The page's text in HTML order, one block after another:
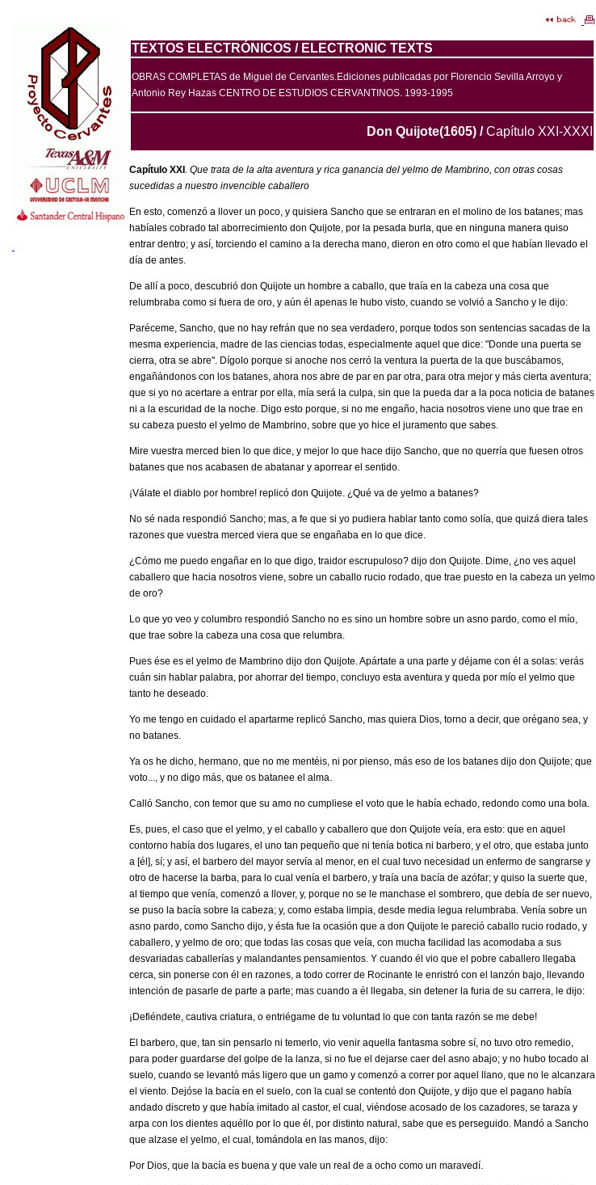
TEXTOS ELECTRÓNICOS / ELECTRONIC TEXTS
OBRAS COMPLETAS de Miguel de Cervantes.Ediciones publicadas por Florencio Sevilla Arroyo y
Antonio Rey Hazas CENTRO DE ESTUDIOS CERVANTINOS. 1993-1995
Don Quijote(1605) /Capítulo XXI-XXXI
Capítulo XXI . Que trata de la alta aventura y rica ganancia del yelmo de Mambrino, con otras cosas
sucedidas a nuestro invencible caballero
En esto, comenzó a llover un poco, y quisiera Sancho que se entraran en el molino de los batanes; mas
habíales cobrado tal aborrecimiento don Quijote, por la pesada burla, que en ninguna manera quiso
entrar dentro; y así, torciendo el camino a la derecha mano, dieron en otro como el que habían llevado el
día de antes.
De allí a poco, descubrió don Quijote un hombre a caballo, que traía en la cabeza una cosa que
relumbraba como si fuera de oro, y aún él apenas le hubo visto, cuando se volvió a Sancho y le dijo:
­Paréceme, Sancho, que no hay refrán que no sea verdadero, porque todos son sentencias sacadas de la
mesma experiencia, madre de las ciencias todas, especialmente aquel que dice: "Donde una puerta se
cierra, otra se abre". Dígolo porque si anoche nos cerró la ventura la puerta de la que buscábamos,
engañándonos con los batanes, ahora nos abre de par en par otra, para otra mejor y más cierta aventura;
que si yo no acertare a entrar por ella, mía será la culpa, sin que la pueda dar a la poca noticia de batanes
ni a la escuridad de la noche. Digo esto porque, si no me engaño, hacia nosotros viene uno que trae en
su cabeza puesto el yelmo de Mambrino, sobre que yo hice el juramento que sabes.
­Mire vuestra merced bien lo que dice, y mejor lo que hace ­dijo Sancho­, que no querría que fuesen otros
batanes que nos acabasen de abatanar y aporrear el sentido.
­¡Válate el diablo por hombre! ­replicó don Quijote­. ¿Qué va de yelmo a batanes?
­No sé nada ­respondió Sancho­; mas, a fe que si yo pudiera hablar tanto como solía, que quizá diera tales
razones que vuestra merced viera que se engañaba en lo que dice.
­¿Cómo me puedo engañar en lo que digo, traidor escrupuloso? ­dijo don Quijote­. Dime, ¿no ves aquel
caballero que hacia nosotros viene, sobre un caballo rucio rodado, que trae puesto en la cabeza un yelmo
de oro?
­Lo que yo veo y columbro ­respondió Sancho­ no es sino un hombre sobre un asno pardo, como el mío,
que trae sobre la cabeza una cosa que relumbra.
­Pues ése es el yelmo de Mambrino ­dijo don Quijote­. Apártate a una parte y déjame con él a solas: verás
cuán sin hablar palabra, por ahorrar del tiempo, concluyo esta aventura y queda por mío el yelmo que
tanto he deseado.
­Yo me tengo en cuidado el apartarme ­replicó Sancho­, mas quiera Dios, torno a decir, que orégano sea, y
no batanes.
­Ya os he dicho, hermano, que no me mentéis, ni por pienso, más eso de los batanes ­dijo don Quijote­; que
voto..., y no digo más, que os batanee el alma.
Calló Sancho, con temor que su amo no cumpliese el voto que le había echado, redondo como una bola.
Es, pues, el caso que el yelmo, y el caballo y caballero que don Quijote veía, era esto: que en aquel
contorno había dos lugares, el uno tan pequeño que ni tenía botica ni barbero, y el otro, que estaba junto
a [él], sí; y así, el barbero del mayor servía al menor, en el cual tuvo necesidad un enfermo de sangrarse y
otro de hacerse la barba, para lo cual venía el barbero, y traía una bacía de azófar; y quiso la suerte que,
al tiempo que venía, comenzó a llover, y, porque no se le manchase el sombrero, que debía de ser nuevo,
se puso la bacía sobre la cabeza; y, como estaba limpia, desde media legua relumbraba. Venía sobre un
asno pardo, como Sancho dijo, y ésta fue la ocasión que a don Quijote le pareció caballo rucio rodado, y
caballero, y yelmo de oro; que todas las cosas que veía, con mucha facilidad las acomodaba a sus
desvariadas caballerías y malandantes pensamientos. Y cuando él vio que el pobre caballero llegaba
cerca, sin ponerse con él en razones, a todo correr de Rocinante le enristró con el lanzón bajo, llevando
intención de pasarle de parte a parte; mas cuando a él llegaba, sin detener la furia de su carrera, le dijo:
­¡Defiéndete, cautiva criatura, o entriégame de tu voluntad lo que con tanta razón se me debe!
El barbero, que, tan sin pensarlo ni temerlo, vio venir aquella fantasma sobre sí, no tuvo otro remedio,
para poder guardarse del golpe de la lanza, si no fue el dejarse caer del asno abajo; y no hubo tocado al
suelo, cuando se levantó más ligero que un gamo y comenzó a correr por aquel llano, que no le alcanzara
el viento. Dejóse la bacía en el suelo, con la cual se contentó don Quijote, y dijo que el pagano había
andado discreto y que había imitado al castor, el cual, viéndose acosado de los cazadores, se taraza y
arpa con los dientes aquéllo por lo que él, por distinto natural, sabe que es perseguido. Mandó a Sancho
que alzase el yelmo, el cual, tomándola en las manos, dijo:
­Por Dios, que la bacía es buena y que vale un real de a ocho como un maravedí.